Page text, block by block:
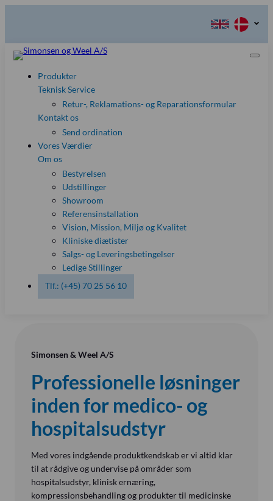
Produkter
Teknisk Service
Retur-, Reklamations- og Reparationsformular
Kontakt os
Send ordination
Vores Værdier
Om os
Bestyrelsen
Udstillinger
Showroom
Referensinstallation
Vision, Mission, Miljø og Kvalitet
Kliniske diætister
Salgs- og Leveringsbetingelser
Ledige Stillinger
Tlf.: (+45) 70 25 56 10
Simonsen & Weel A/S
Professionelle løsninger
inden for medico- og
hospitalsudstyr
Med vores indgående produktkendskab er vi altid klar
til at rådgive og undervise på områder som
hospitalsudstyr, klinisk ernæring,
kompressionsbehandling og produkter til medicinske